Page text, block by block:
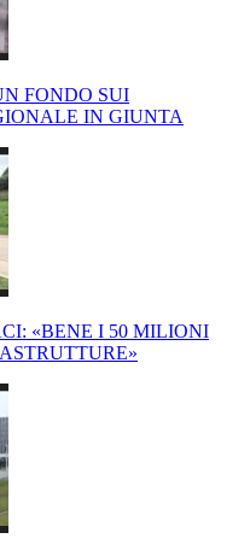
FONDO SUI
IN GIUNTA
«BENE I 50 MILIONI